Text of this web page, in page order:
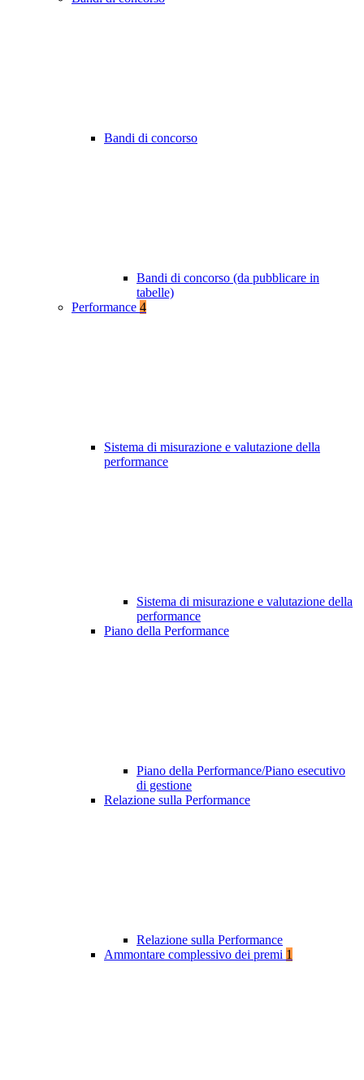
Bandi di concorso
Bandi di concorso (da pubblicare in
tabelle)
Performance 4
Sistema di misurazione e valutazione della
performance
Sistema di misurazione e valutazione della
performance
Piano della Performance
Piano della Performance/Piano esecutivo
di gestione
Relazione sulla Performance
Relazione sulla Performance
Ammontare complessivo dei premi 1